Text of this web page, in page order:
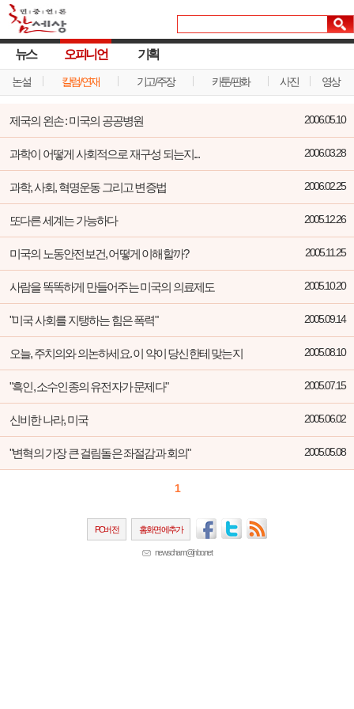
뉴스 오피니언
논설 칼럼/연재 기고/주장 카툰/판화 사진 영상
기획
제국의 왼손 : 미국의 공공병원 2006.05.10
과학이 어떻게 사회적으로 재구성 되는지... 2006.03.28
과학, 사회, 혁명운동 그리고 변증법 2006.02.25
또다른 세계는 가능하다 2005.12.26
미국의 노동안전보건, 어떻게 이해할까? 2005.11.25
사람을 똑똑하게 만들어주는 미국의 의료제도 2005.10.20
"미국 사회를 지탱하는 힘은 폭력" 2005.09.14
오늘, 주치의와 의논하세요. 이 약이 당신한테 맞는지 2005.08.10
"흑인, 소수인종의 유전자가 문제다" 2005.07.15
신비한 나라, 미국 2005.06.02
"변혁의 가장 큰 걸림돌은 좌절감과 회의" 2005.05.08
1
PC버전 홈화면에추가
newscham@jinbo.net